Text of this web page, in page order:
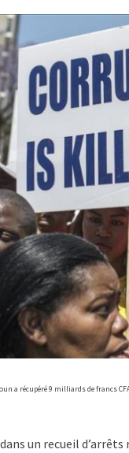
a récupéré 9 milliards de francs
un recueil